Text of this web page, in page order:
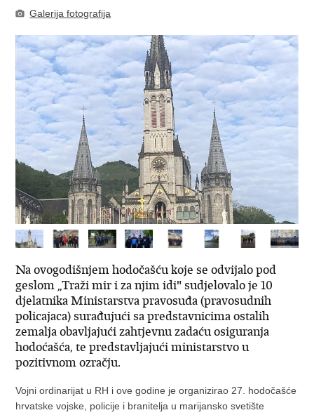
Galerija fotografija
Na ovogodišnjem hodočašću koje se odvijalo pod
geslom „Traži mir i za njim idi" sudjelovalo je 10
djelatnika Ministarstva pravosuđa (pravosudnih
policajaca) surađujući sa predstavnicima ostalih
zemalja obavljajući zahtjevnu zadaću osiguranja
hodoćašća, te predstavljajući ministarstvo u
pozitivnom ozračju.
Vojni ordinarijat u RH i ove godine je organizirao 27. hodočašće
hrvatske vojske, policije i branitelja u marijansko svetište